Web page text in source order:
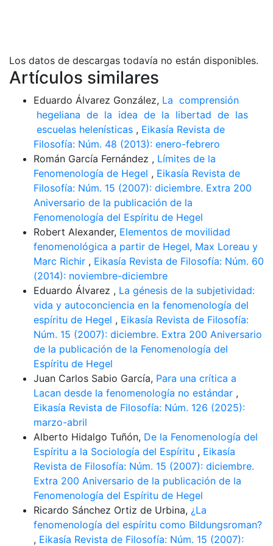
Los datos de descargas todavía no están disponibles.
Artículos similares
Eduardo Álvarez González, La comprensión
hegeliana de la idea de la libertad de las
escuelas helenísticas , Eikasía Revista de
Filosofía: Núm. 48 (2013): enero-febrero
Román García Fernández , Límites de la
Fenomenología de Hegel , Eikasía Revista de
Filosofía: Núm. 15 (2007): diciembre. Extra 200
Aniversario de la publicación de la
Fenomenología del Espíritu de Hegel
Robert Alexander, Elementos de movilidad
fenomenológica a partir de Hegel, Max Loreau y
Marc Richir , Eikasía Revista de Filosofía: Núm. 60
(2014): noviembre-diciembre
Eduardo Álvarez , La génesis de la subjetividad:
vida y autoconciencia en la fenomenología del
espíritu de Hegel , Eikasía Revista de Filosofía:
Núm. 15 (2007): diciembre. Extra 200 Aniversario
de la publicación de la Fenomenología del
Espíritu de Hegel
Juan Carlos Sabio García, Para una crítica a
Lacan desde la fenomenología no estándar ,
Eikasía Revista de Filosofía: Núm. 126 (2025):
marzo-abril
Alberto Hidalgo Tuñón, De la Fenomenología del
Espíritu a la Sociología del Espíritu , Eikasía
Revista de Filosofía: Núm. 15 (2007): diciembre.
Extra 200 Aniversario de la publicación de la
Fenomenología del Espíritu de Hegel
Ricardo Sánchez Ortiz de Urbina, ¿La
fenomenología del espíritu como Bildungsroman?
, Eikasía Revista de Filosofía: Núm. 15 (2007):